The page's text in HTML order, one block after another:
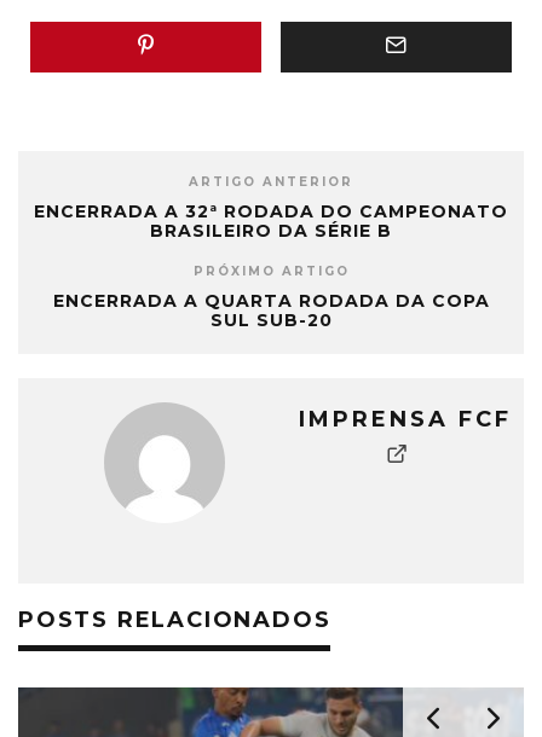
ARTIGO ANTERIOR
ENCERRADA A 32ª RODADA DO CAMPEONATO
BRASILEIRO DA SÉRIE B
PRÓXIMO ARTIGO
ENCERRADA A QUARTA RODADA DA COPA
SUL SUB-20
IMPRENSA FCF
POSTS RELACIONADOS